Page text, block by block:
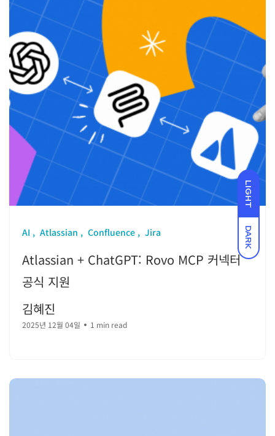
LIGHT
DARK
AI Atlassian Confluence Jira
Atlassian + ChatGPT: Rovo MCP 커넥터
공식 지원
김혜진
2025년 12월 04일 1 min read